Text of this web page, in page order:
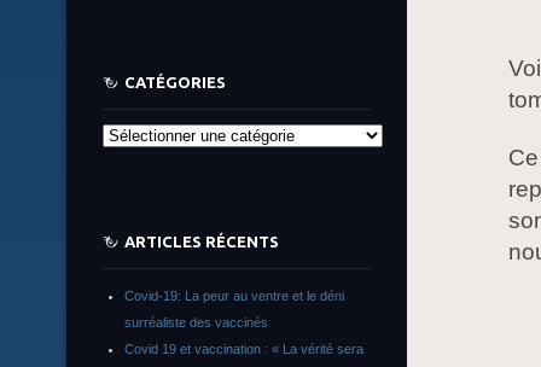
CATÉGORIES
Catégories
ARTICLES RÉCENTS
Covid-19: La peur au ventre et le déni
surréaliste des vaccinés
Covid 19 et vaccination : « La vérité sera